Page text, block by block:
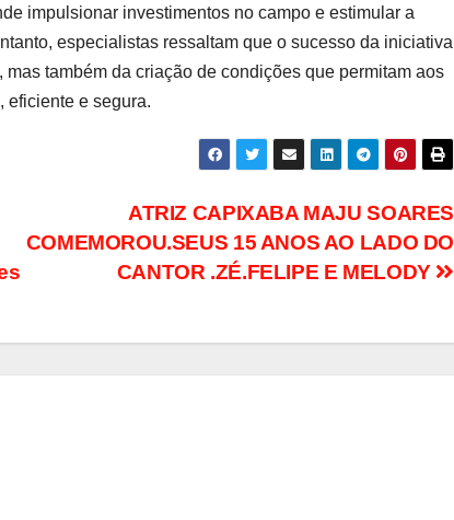
impulsionar investimentos no campo e estimular a
especialistas ressaltam que o sucesso da iniciativa
também da criação de condições que permitam aos
eficiente e segura.
ATRIZ CAPIXABA MAJU SOARES
COMEMOROU.SEUS 15 ANOS AO LADO DO
CANTOR .ZÉ.FELIPE E MELODY